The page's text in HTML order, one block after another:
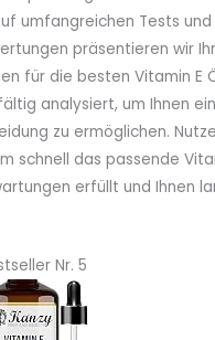
umfangreichen Tests und
präsentieren wir
für die besten Vitamin E
analysiert, um Ihnen
zu ermöglichen.
schnell das passende
erfüllt und Ihnen
Nr. 5